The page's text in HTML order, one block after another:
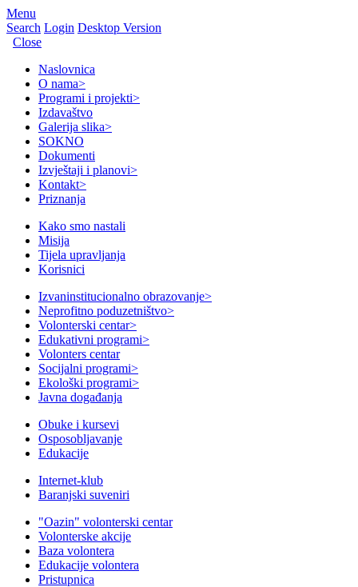
Menu
Search Login Desktop Version
Close
Naslovnica
O nama>
Programi i projekti>
Izdavaštvo
Galerija slika>
SOKNO
Dokumenti
Izvještaji i planovi>
Kontakt>
Priznanja
Kako smo nastali
Misija
Tijela upravljanja
Korisnici
Izvaninstitucionalno obrazovanje>
Neprofitno poduzetništvo>
Volonterski centar>
Edukativni programi>
Volonters centar
Socijalni programi>
Ekološki programi>
Javna događanja
Obuke i kursevi
Osposobljavanje
Edukacije
Internet-klub
Baranjski suveniri
"Oazin" volonterski centar
Volonterske akcije
Baza volontera
Edukacije volontera
Pristupnica